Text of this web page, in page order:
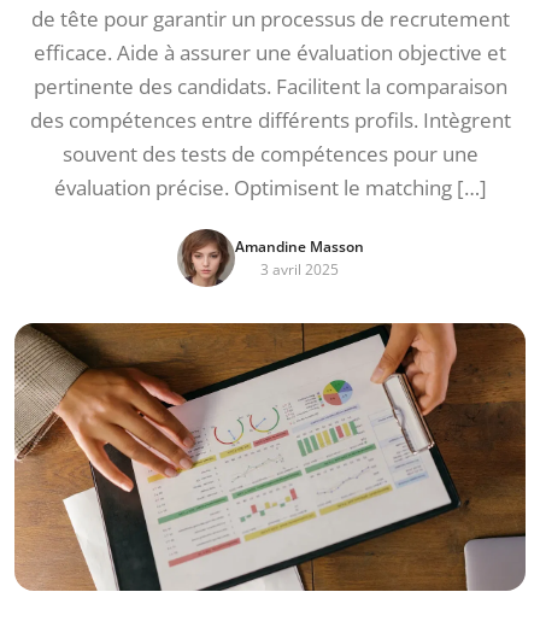
de tête pour garantir un processus de recrutement
efficace. Aide à assurer une évaluation objective et
pertinente des candidats. Facilitent la comparaison
des compétences entre différents profils. Intègrent
souvent des tests de compétences pour une
évaluation précise. Optimisent le matching […]
Amandine Masson
3 avril 2025